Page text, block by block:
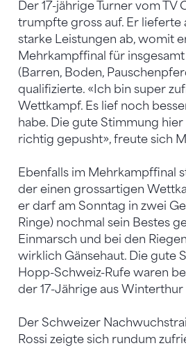
Der 17-jährige Turner vom
trumpfte gross auf. Er lieferte
starke Leistungen ab, womit
Mehrkampffinal für
(Barren, Boden,
qualifizierte. «Ich bin super
Wettkampf. Es lief noch
habe. Die gute Stimmung
richtig gepusht», freute sich
Ebenfalls im Mehrkampffinal
der einen grossartigen
er darf am Sonntag in zwei
Ringe) nochmal sein Bestes
Einmarsch und bei den
wirklich Gänsehaut. Die gute
Hopp-Schweiz-Rufe waren
der 17-Jährige aus
Der Schweizer
Rossi zeigte sich rundum